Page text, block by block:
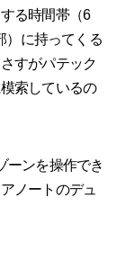
る時間帯（6
）に持ってくる
すがパテック
索しているの
ーンを操作でき
ノートのデュ